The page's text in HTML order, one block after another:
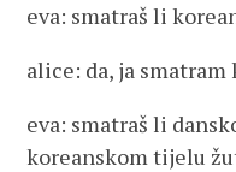
eva: smatraš li
alice: da, ja
eva: smatraš li
koreanskom tijelu